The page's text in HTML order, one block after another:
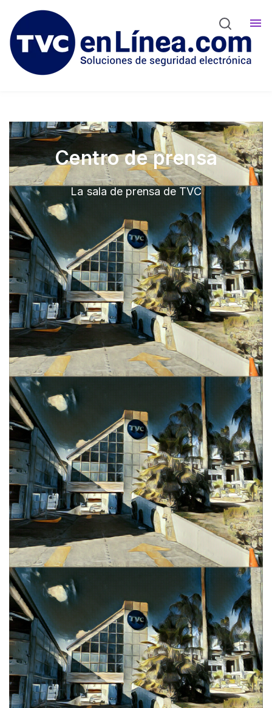
Comunicados
Eventos
Contáctanos
Centro de prensa
La sala de prensa de TVC